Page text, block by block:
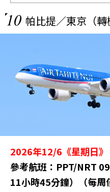
10 帕比提／東京（轉
2026年12/6《星期日》
參考航班：PPT/NRT
11小時45分鐘）（每周